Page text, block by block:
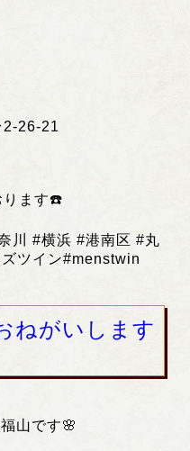
2-26-21
ます☎️
川 #横浜 #港南区 #丸
ズツイン#menstwin
ねがいします
山です🌸